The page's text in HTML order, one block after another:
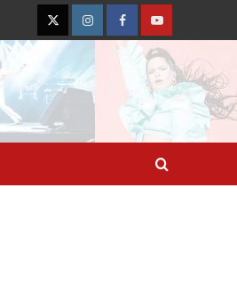
TwitterInstagramFacebookYouTube